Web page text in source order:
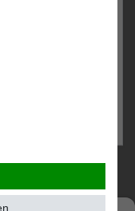
ansehen
Alle Rechte